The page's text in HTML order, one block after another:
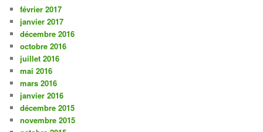
février 2017
janvier 2017
décembre 2016
octobre 2016
juillet 2016
mai 2016
mars 2016
janvier 2016
décembre 2015
novembre 2015